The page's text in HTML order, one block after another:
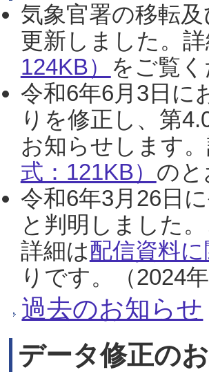
気象官署の移転
更新しました。
124KB） をご覧
令和6年6月3日に
りを修正し、第
お知らせします
式：121KB） のと
令和6年3月26日
と判明しました
詳細は配信資料
りです。（2024年
過去のお知らせ
データ修正の